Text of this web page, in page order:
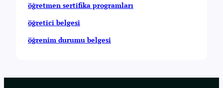
öğretmen sertifika programları
öğretici belgesi
öğrenim durumu belgesi